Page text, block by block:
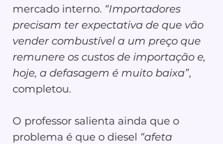
mercado interno. “Importadores
precisam ter expectativa de que vão
vender combustível a um preço que
remunere os custos de importação e,
hoje, a defasagem é muito baixa”,
completou.
O professor salienta ainda que o
problema é que o diesel “afeta